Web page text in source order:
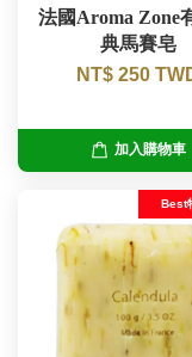
法國Aroma Zone
典馬賽皂
NT$ 250
加入購物車
Best